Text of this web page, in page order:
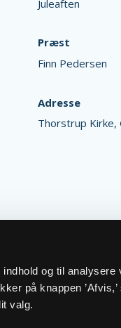
og til
på knappen
valg.
Juleaften
Præst
Finn Pedersen
Adresse
Thorstrup Kirke,